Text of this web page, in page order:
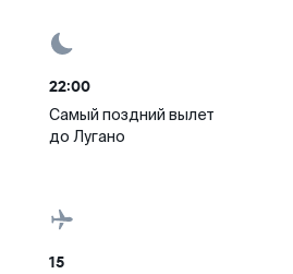
22:00
Самый поздний вылет
до Лугано
15